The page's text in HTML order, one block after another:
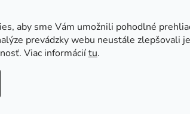
aby sme Vám umožnili pohodlné
prevádzky webu neustále zlepšovali
Viac informáciítu.